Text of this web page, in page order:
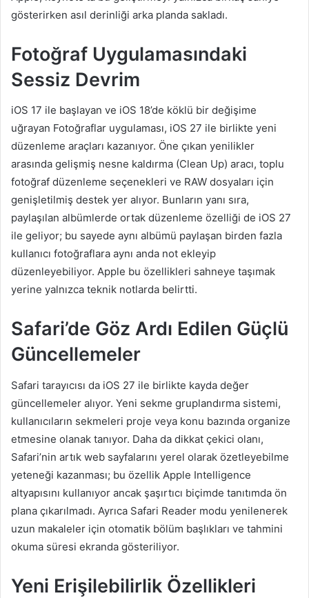
gösterirken asıl derinliği arka planda sakladı.
Fotoğraf Uygulamasındaki
Sessiz Devrim
iOS 17 ile başlayan ve iOS 18’de köklü bir değişime
uğrayan Fotoğraflar uygulaması, iOS 27 ile birlikte yeni
düzenleme araçları kazanıyor. Öne çıkan yenilikler
arasında gelişmiş nesne kaldırma (Clean Up) aracı, toplu
fotoğraf düzenleme seçenekleri ve RAW dosyaları için
genişletilmiş destek yer alıyor. Bunların yanı sıra,
paylaşılan albümlerde ortak düzenleme özelliği de iOS 27
ile geliyor; bu sayede aynı albümü paylaşan birden fazla
kullanıcı fotoğraflara aynı anda not ekleyip
düzenleyebiliyor. Apple bu özellikleri sahneye taşımak
yerine yalnızca teknik notlarda belirtti.
Safari’de Göz Ardı Edilen Güçlü
Güncellemeler
Safari tarayıcısı da iOS 27 ile birlikte kayda değer
güncellemeler alıyor. Yeni sekme gruplandırma sistemi,
kullanıcıların sekmeleri proje veya konu bazında organize
etmesine olanak tanıyor. Daha da dikkat çekici olanı,
Safari’nin artık web sayfalarını yerel olarak özetleyebilme
yeteneği kazanması; bu özellik Apple Intelligence
altyapısını kullanıyor ancak şaşırtıcı biçimde tanıtımda ön
plana çıkarılmadı. Ayrıca Safari Reader modu yenilenerek
uzun makaleler için otomatik bölüm başlıkları ve tahmini
okuma süresi ekranda gösteriliyor.
Yeni Erişilebilirlik Özellikleri